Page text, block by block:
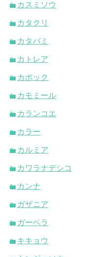
カスミソウ
カタクリ
カタバミ
カトレア
カポック
カモミール
カランコエ
カラー
カルミア
カワラナデシコ
カンナ
ガザニア
ガーベラ
キキョウ